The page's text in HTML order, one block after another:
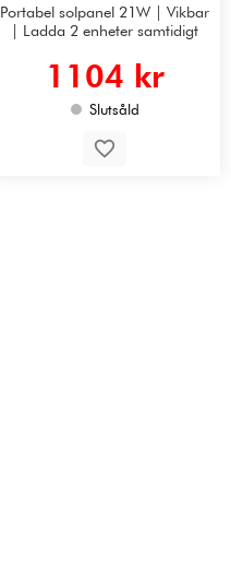
Portabel solpanel 21W | Vikbar
| Ladda 2 enheter samtidigt
1104 kr
Slutsåld